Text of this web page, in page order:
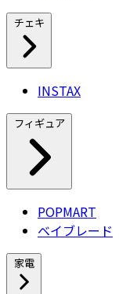
チェキ
INSTAX
フィギュア
POPMART
ベイブレード
家電